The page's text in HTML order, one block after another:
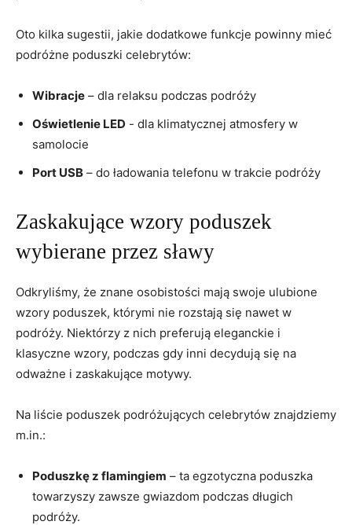
Oto ⁢kilka⁢ sugestii, jakie dodatkowe funkcje powinny mieć
⁤podróżne poduszki celebrytów:
Wibracje – dla‍ relaksu podczas podróży
Oświetlenie LED ​- dla klimatycznej atmosfery ⁢w
samolocie
Port USB – do ładowania telefonu w trakcie podróży
Zaskakujące wzory poduszek ​
wybierane ⁣przez sławy
Odkryliśmy, ‍że znane ‌osobistości ⁢mają swoje ulubione
wzory poduszek,‍ którymi nie rozstają ⁢się​ nawet ⁤w
‍podróży. Niektórzy z nich preferują eleganckie i
klasyczne wzory, podczas gdy⁢ inni ‌decydują się na
odważne i zaskakujące⁢ motywy.
Na liście poduszek podróżujących celebrytów znajdziemy‌
m.in.:⁤
Poduszkę z flamingiem ‌– ta egzotyczna poduszka
towarzyszy zawsze gwiazdom ‍podczas⁤ długich
podróży.